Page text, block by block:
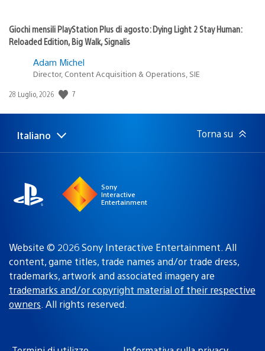
Giochi mensili PlayStation Plus di agosto: Dying Light 2 Stay Human:
Reloaded Edition, Big Walk, Signalis
Adam Michel
Director, Content Acquisition & Operations, SIE
Data
pubblicazione:
28 Luglio, 2026 7
Seleziona
una
Regione
attuale:
Italiano Torna su
Sony
Interactive
Entertainment
Website © 2026 Sony Interactive Entertainment. All
content, game titles, trade names and/or trade dress,
trademarks, artwork and associated imagery are
trademarks and/or copyright material of their respective
owners. All rights reserved.